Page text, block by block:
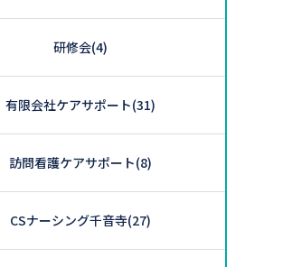
研修会(4)
有限会社ケアサポート(31)
訪問看護ケアサポート(8)
CSナーシング千音寺(27)